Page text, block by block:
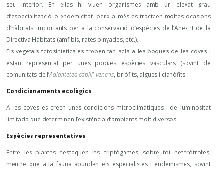
seu interior. En ellas hi viuen organismes amb un elevat grau
d’especialització o endemicitat, però a més es tractaen moltes ocasions
d’hàbitats importants per a la conservació d’espècies de l’Anex II de la
Directiva Hàbitats (amfibis, rates pinyades, etc.).
Els vegetals fotosintètics es troben tan sols a les boques de les coves i
estan representat per unes poques espècies vasculars (sovint de
comunitats de l’Adiantetea capilli-veneris, briòfits, algues i cianòfits.
Condicionaments ecològics
A les coves es creen unes condicions microclimàtiques i de luminositat
limitada que determinen l’existència d’ambients molt diversos.
Espècies representatives
Entre les plantes destaquen les criptògames, sobre tot heteròtrofes,
mentre que a la fauna abunden els especialistes i endemismes, sovint